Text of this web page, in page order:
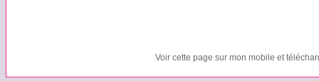
Voir cette page sur mon mobile et